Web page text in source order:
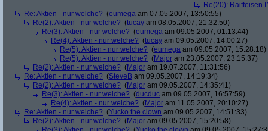
Re(20): Raiffeisen
Re: Aktien - nur welche? (eumega am 07.05.2007, 13:50:55)
Re(2): Aktien - nur welche? (tucay am 08.05.2007, 21:32:50)
Re(3): Aktien - nur welche? (eumega am 09.05.2007, 01:13:44)
Re(4): Aktien - nur welche? (tucay am 09.05.2007, 14:00:27)
Re(5): Aktien - nur welche? (eumega am 09.05.2007, 15:28:18)
Re(5): Aktien - nur welche? (Major am 23.05.2007, 23:15:37)
Re(2): Aktien - nur welche? (Major am 19.07.2007, 11:31:56)
Re: Aktien - nur welche? (SteveB am 09.05.2007, 14:19:34)
Re(2): Aktien - nur welche? (Major am 09.05.2007, 14:35:41)
Re(3): Aktien - nur welche? (ducduc am 09.05.2007, 16:57:59)
Re(4): Aktien - nur welche? (Major am 11.05.2007, 20:10:27)
Re: Aktien - nur welche? (Yucko the clown am 09.05.2007, 14:51:33)
Re(2): Aktien - nur welche? (Major am 09.05.2007, 15:20:58)